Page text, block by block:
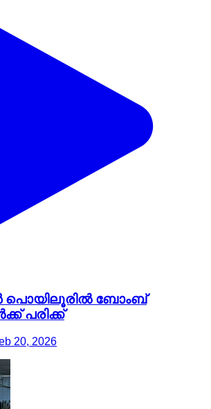
പൊയിലൂരിൽ ബോംബ്
പരിക്ക്
20, 2026